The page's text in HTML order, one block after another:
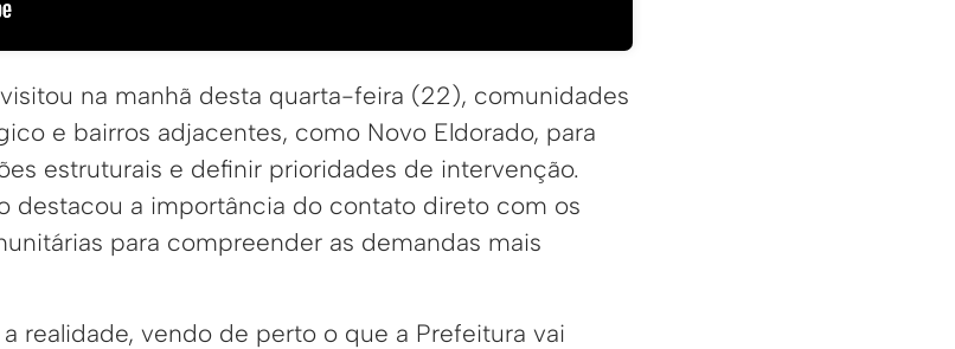
na manhã desta quarta-feira (22), comunidades
e bairros adjacentes, como Novo Eldorado, para
estruturais e definir prioridades de intervenção.
destacou a importância do contato direto com os
para compreender as demandas mais
realidade, vendo de perto o que a Prefeitura vai